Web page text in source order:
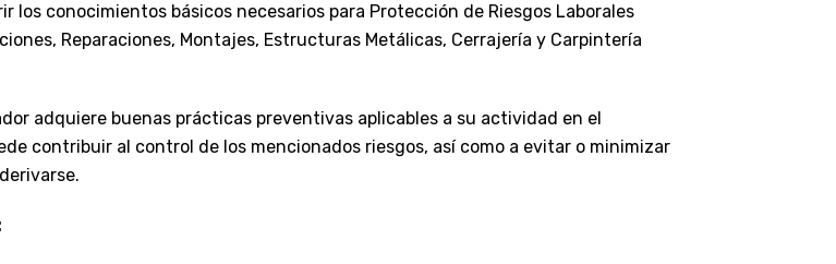
los conocimientos básicos necesarios para Protección de Riesgos Laborales
Reparaciones, Montajes, Estructuras Metálicas, Cerrajería y Carpintería
adquiere buenas prácticas preventivas aplicables a su actividad en el
contribuir al control de los mencionados riesgos, así como a evitar o minimizar